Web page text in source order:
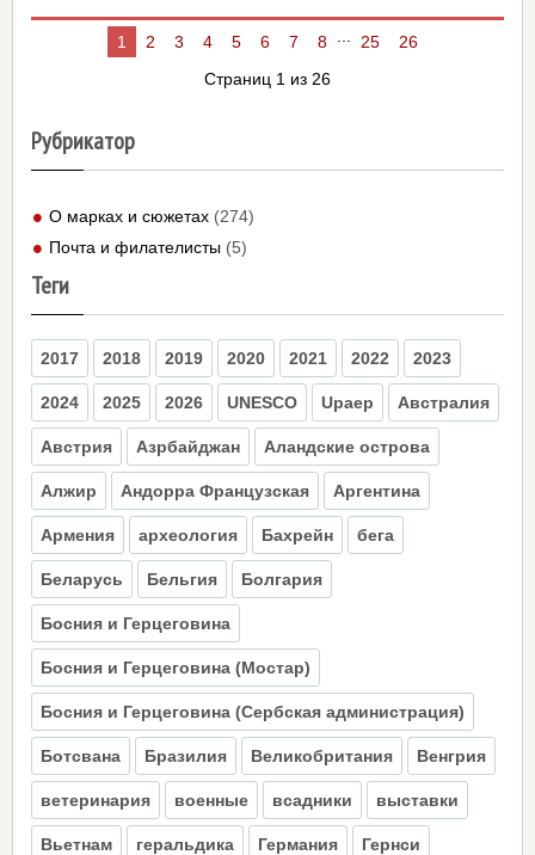
1 2 3 4 5 6 7 8 25
26
Страниц 1 из 26
Рубрикатор
О марках и сюжетах (274)
Почта и филателисты (5)
Теги
2017 2018 2019 2020 2021 2022 2023
2024 2025 2026 UNESCO Upaep Австралия
Австрия Азрбайджан Аландские острова
Алжир Андорра Французская Аргентина
Армения археология Бахрейн бега
Беларусь Бельгия Болгария
Босния и Герцеговина
Босния и Герцеговина (Moстар)
Босния и Герцеговина (Сербская администрация)
Ботсвана Бразилия Великобритания Венгрия
ветеринария военные всадники выставки
Вьетнам геральдика Германия Гернси